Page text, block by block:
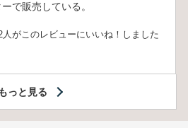
で販売している。
人がこのレビューにいいね！しました
もっと見る